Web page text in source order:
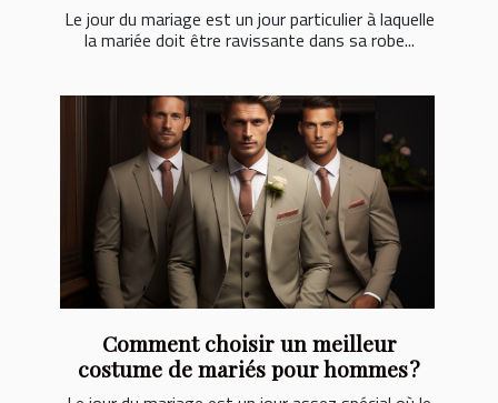
Le jour du mariage est un jour particulier à laquelle
la mariée doit être ravissante dans sa robe...
Comment choisir un meilleur
costume de mariés pour hommes ?